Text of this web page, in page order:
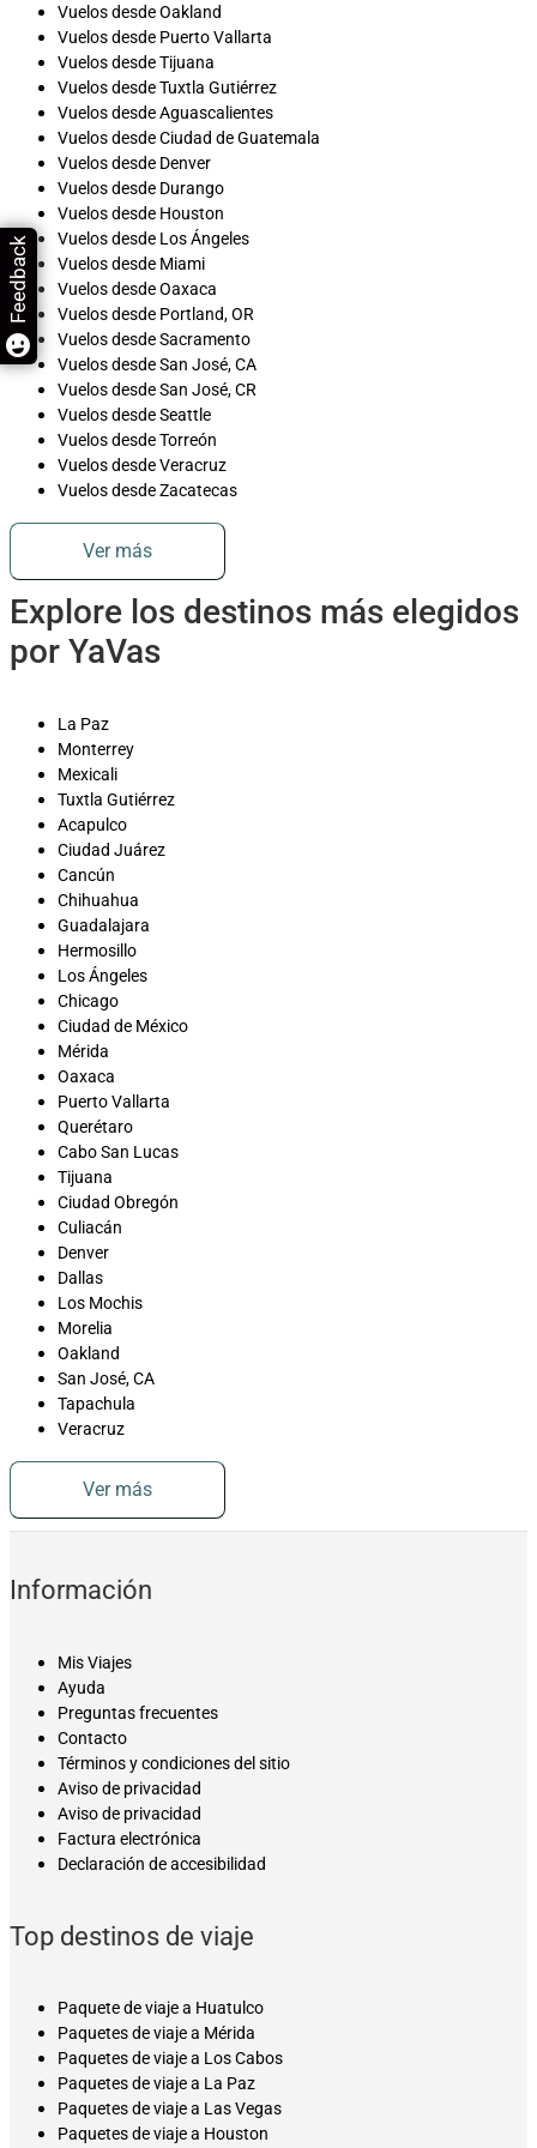
Vuelos desde Oakland
Vuelos desde Puerto Vallarta
Vuelos desde Tijuana
Vuelos desde Tuxtla Gutiérrez
Vuelos desde Aguascalientes
Vuelos desde Ciudad de Guatemala
Vuelos desde Denver
Vuelos desde Durango
Vuelos desde Houston
Vuelos desde Los Ángeles
Vuelos desde Miami
Vuelos desde Oaxaca
Vuelos desde Portland, OR
Vuelos desde Sacramento
Vuelos desde San José, CA
Vuelos desde San José, CR
Vuelos desde Seattle
Vuelos desde Torreón
Vuelos desde Veracruz
Vuelos desde Zacatecas
Ver más
Explore los destinos más elegidos
por YaVas
La Paz
Monterrey
Mexicali
Tuxtla Gutiérrez
Acapulco
Ciudad Juárez
Cancún
Chihuahua
Guadalajara
Hermosillo
Los Ángeles
Chicago
Ciudad de México
Mérida
Oaxaca
Puerto Vallarta
Querétaro
Cabo San Lucas
Tijuana
Ciudad Obregón
Culiacán
Denver
Dallas
Los Mochis
Morelia
Oakland
San José, CA
Tapachula
Veracruz
Ver más
Información
Mis Viajes
Ayuda
Preguntas frecuentes
Contacto
Términos y condiciones del sitio
Aviso de privacidad
Aviso de privacidad
Factura electrónica
Declaración de accesibilidad
Top destinos de viaje
Paquete de viaje a Huatulco
Paquetes de viaje a Mérida
Paquetes de viaje a Los Cabos
Paquetes de viaje a La Paz
Paquetes de viaje a Las Vegas
Paquetes de viaje a Houston
Feedback